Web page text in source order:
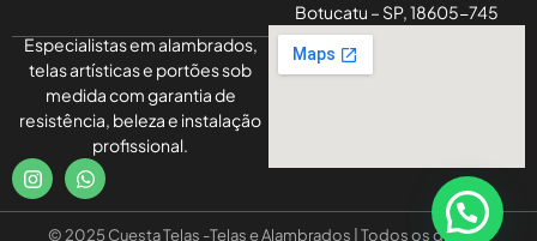
Especialistas em alambrados,
telas artísticas e portões sob
medida com garantia de
resistência, beleza e instalação
profissional.
Botucatu – SP, 18605-745
© 2025 Cuesta Telas -Telas e Alambrados | Todos os direitos